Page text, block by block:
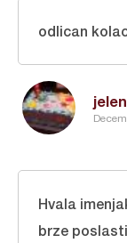
odlican
Hvala
brze